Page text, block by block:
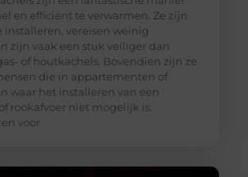
en efficiënt te verwarmen. Ze zijn
installeren, vereisen weinig
zijn vaak een stuk veiliger dan
of houtkachels. Bovendien zijn ze
die in appartementen of
waar het installeren van een
rookafvoer niet mogelijk is.
voor